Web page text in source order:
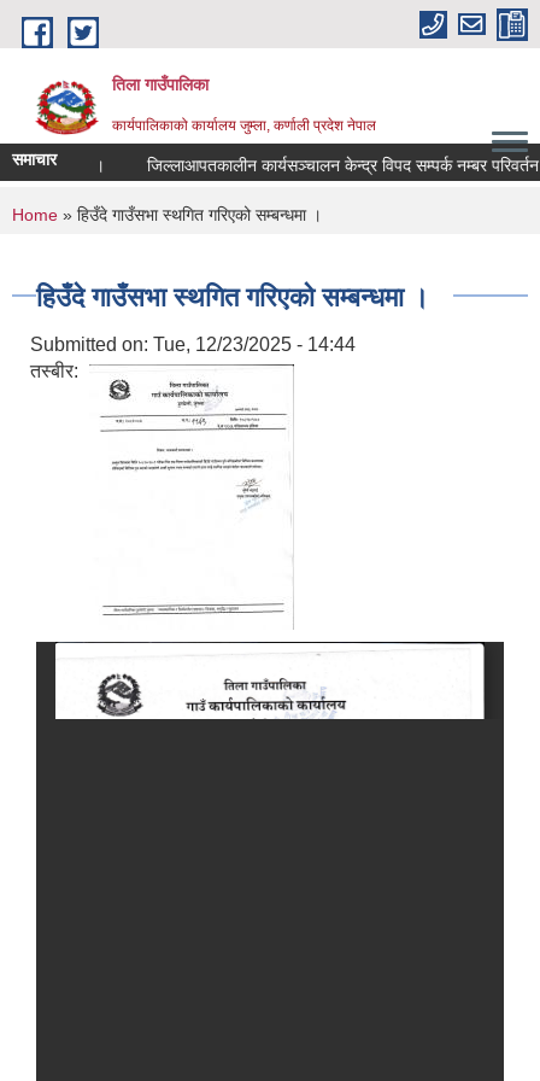
Skip to main content
तिला गाउँपालिका
कार्यपालिकाको कार्यालय जुम्ला, कर्णाली प्रदेश नेपाल
समाचारसूचना । जिल्लाआपतकालीन कार्यसञ्चालन केन्द्र विपद सम्पर्क नम्बर परिवर्तन
You are here
Home » हिउँदे गाउँसभा स्थगित गरिएको सम्बन्धमा ।
हिउँदे गाउँसभा स्थगित गरिएको सम्बन्धमा ।
Submitted on: Tue, 12/23/2025 - 14:44
तस्बीर: